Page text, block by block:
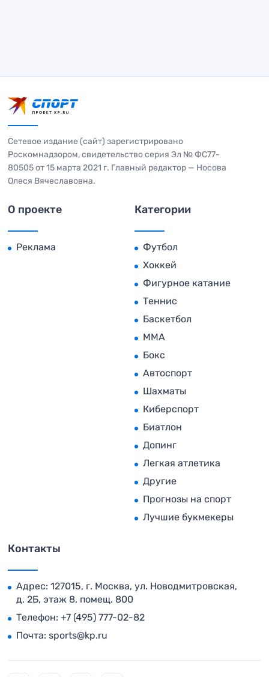
Сетевое издание (сайт) зарегистрировано
Роскомнадзором, свидетельство серия Эл № ФС77-
80505 от 15 марта 2021 г. Главный редактор — Носова
Олеся Вячеславовна.
О проекте
Реклама
Категории
Футбол
Хоккей
Фигурное катание
Теннис
Баскетбол
MMA
Бокс
Автоспорт
Шахматы
Киберспорт
Биатлон
Допинг
Легкая атлетика
Другие
Прогнозы на спорт
Лучшие букмекеры
Контакты
Адрес: 127015, г. Москва, ул. Новодмитровская,
д. 2Б, этаж 8, помещ. 800
Телефон: +7 (495) 777-02-82
Почта: sports@kp.ru